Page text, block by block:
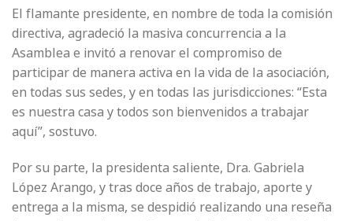
El flamante presidente, en nombre de toda la comisión
directiva, agradeció la masiva concurrencia a la
Asamblea e invitó a renovar el compromiso de
participar de manera activa en la vida de la asociación,
en todas sus sedes, y en todas las jurisdicciones: “Esta
es nuestra casa y todos son bienvenidos a trabajar
aquí”, sostuvo.
Por su parte, la presidenta saliente, Dra. Gabriela
López Arango, y tras doce años de trabajo, aporte y
entrega a la misma, se despidió realizando una reseña